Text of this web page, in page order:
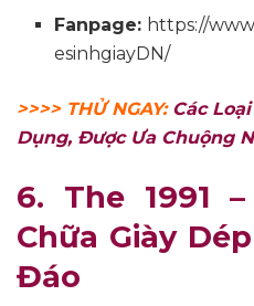
Fanpage: https://
esinhgiayDN/
>>>> THỬ NGAY: Các
Dụng, Được Ưa Chuộng
6. The 1991
Chữa Giày
Đáo